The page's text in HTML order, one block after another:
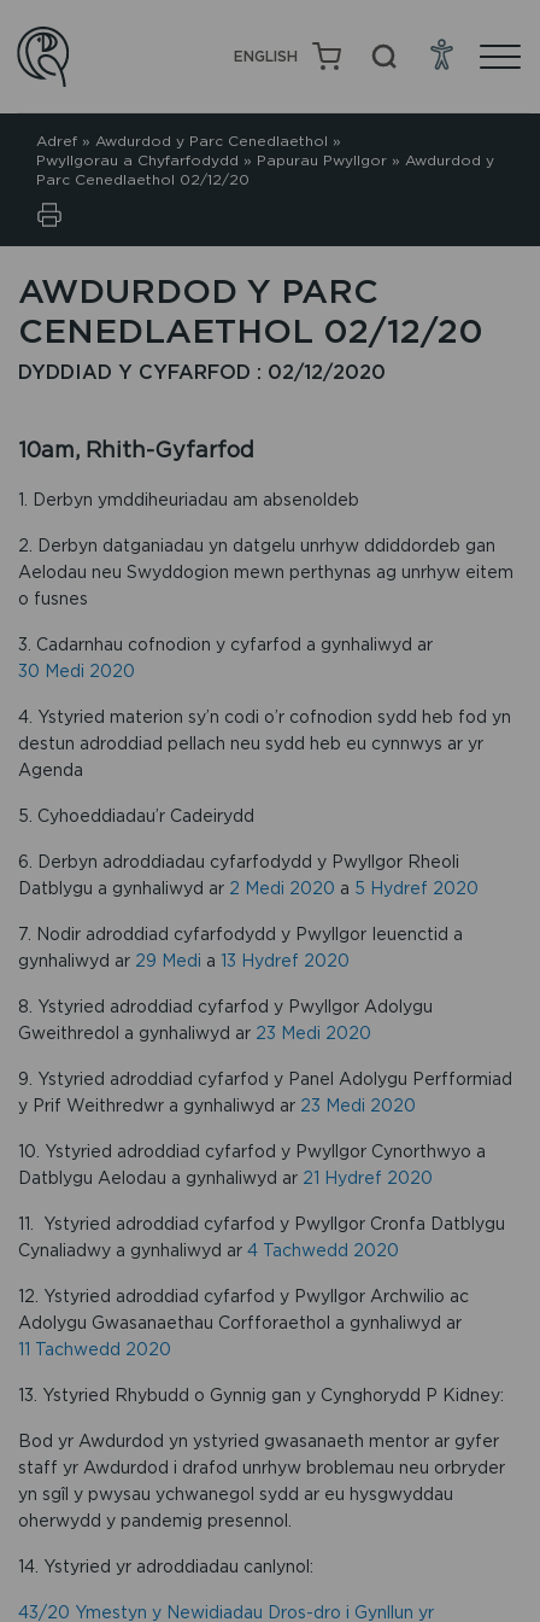
ENGLISH
Adref » Awdurdod y Parc Cenedlaethol »
Pwyllgorau a Chyfarfodydd » Papurau Pwyllgor » Awdurdod y
Parc Cenedlaethol 02/12/20
AWDURDOD Y PARC
CENEDLAETHOL 02/12/20
DYDDIAD Y CYFARFOD : 02/12/2020
10am, Rhith-Gyfarfod
1. Derbyn ymddiheuriadau am absenoldeb
2. Derbyn datganiadau yn datgelu unrhyw ddiddordeb gan
Aelodau neu Swyddogion mewn perthynas ag unrhyw eitem
o fusnes
3. Cadarnhau cofnodion y cyfarfod a gynhaliwyd ar
30 Medi 2020
4. Ystyried materion sy’n codi o’r cofnodion sydd heb fod yn
destun adroddiad pellach neu sydd heb eu cynnwys ar yr
Agenda
5. Cyhoeddiadau’r Cadeirydd
6. Derbyn adroddiadau cyfarfodydd y Pwyllgor Rheoli
Datblygu a gynhaliwyd ar 2 Medi 2020 a 5 Hydref 2020
7. Nodir adroddiad cyfarfodydd y Pwyllgor Ieuenctid a
gynhaliwyd ar 29 Medi a 13 Hydref 2020
8. Ystyried adroddiad cyfarfod y Pwyllgor Adolygu
Gweithredol a gynhaliwyd ar 23 Medi 2020
9. Ystyried adroddiad cyfarfod y Panel Adolygu Perfformiad
y Prif Weithredwr a gynhaliwyd ar 23 Medi 2020
10. Ystyried adroddiad cyfarfod y Pwyllgor Cynorthwyo a
Datblygu Aelodau a gynhaliwyd ar 21 Hydref 2020
11. Ystyried adroddiad cyfarfod y Pwyllgor Cronfa Datblygu
Cynaliadwy a gynhaliwyd ar 4 Tachwedd 2020
12. Ystyried adroddiad cyfarfod y Pwyllgor Archwilio ac
Adolygu Gwasanaethau Corfforaethol a gynhaliwyd ar
11 Tachwedd 2020
13. Ystyried Rhybudd o Gynnig gan y Cynghorydd P Kidney:
Bod yr Awdurdod yn ystyried gwasanaeth mentor ar gyfer
staff yr Awdurdod i drafod unrhyw broblemau neu orbryder
yn sgîl y pwysau ychwanegol sydd ar eu hysgwyddau
oherwydd y pandemig presennol.
14. Ystyried yr adroddiadau canlynol:
43/20 Ymestyn y Newidiadau Dros-dro i Gynllun yr